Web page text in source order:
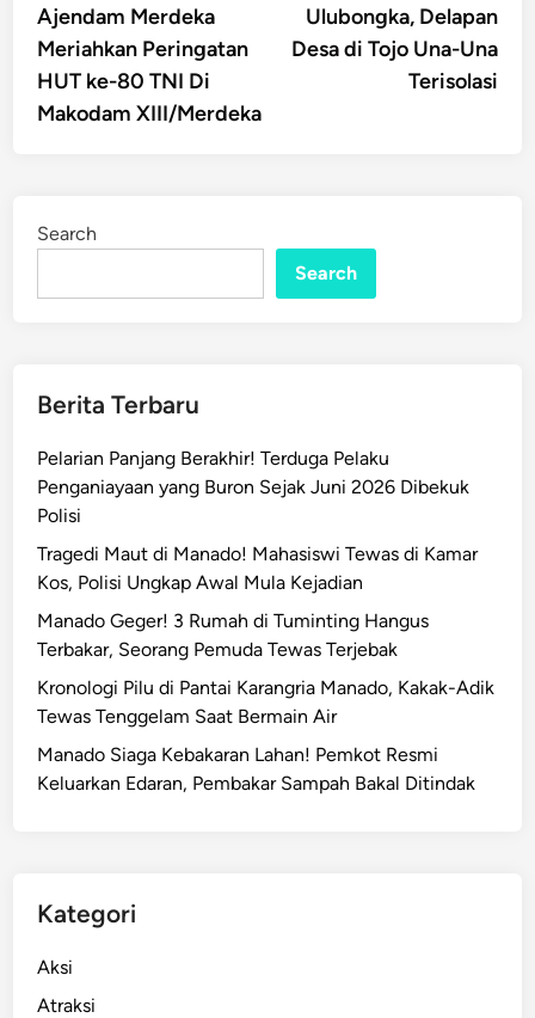
Ajendam Merdeka
Meriahkan Peringatan
HUT ke-80 TNI Di
Makodam XIII/Merdeka
Ulubongka, Delapan
Desa di Tojo Una-Una
Terisolasi
Search
Search
Berita Terbaru
Pelarian Panjang Berakhir! Terduga Pelaku
Penganiayaan yang Buron Sejak Juni 2026 Dibekuk
Polisi
Tragedi Maut di Manado! Mahasiswi Tewas di Kamar
Kos, Polisi Ungkap Awal Mula Kejadian
Manado Geger! 3 Rumah di Tuminting Hangus
Terbakar, Seorang Pemuda Tewas Terjebak
Kronologi Pilu di Pantai Karangria Manado, Kakak-Adik
Tewas Tenggelam Saat Bermain Air
Manado Siaga Kebakaran Lahan! Pemkot Resmi
Keluarkan Edaran, Pembakar Sampah Bakal Ditindak
Kategori
Aksi
Atraksi